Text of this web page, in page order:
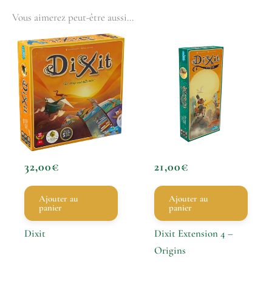
Vous aimerez peut-être aussi…
32,00€
Ajouter au
panier
Dixit
21,00€
Ajouter au
panier
Dixit Extension 4 –
Origins